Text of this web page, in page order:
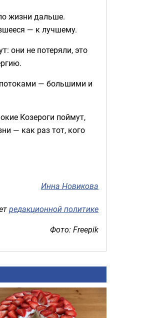
жизни дальше.
— к лучшему.
они не потеряли, это
— большими и
Козероги поймут,
— как раз тот, кого
Инна Новикова
редакционной политике
Фото: Freepik